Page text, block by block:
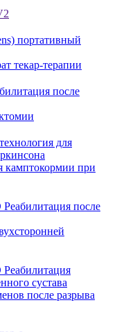
текар-терапии
камптокормии при
после разрыва